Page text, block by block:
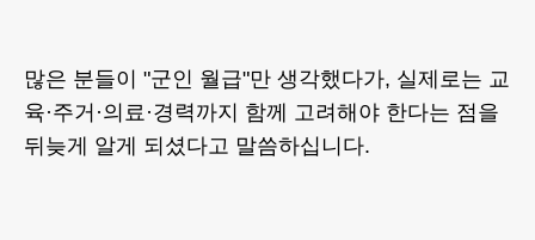
많은 분들이 "군인 월급"만 생각했다가, 실제로는 교
육·주거·의료·경력까지 함께 고려해야 한다는 점을
뒤늦게 알게 되셨다고 말씀하십니다.